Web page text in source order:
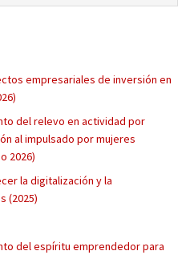
empresariales de inversión en
del relevo en actividad por
al impulsado por mujeres
2026)
la digitalización y la
(2025)
del espíritu emprendedor para